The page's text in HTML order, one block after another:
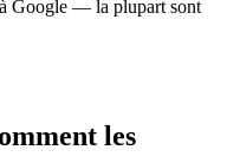
Google — la plupart sont
les